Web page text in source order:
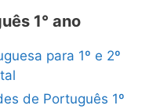
1° ano
para 1º e 2º
de Português 1º